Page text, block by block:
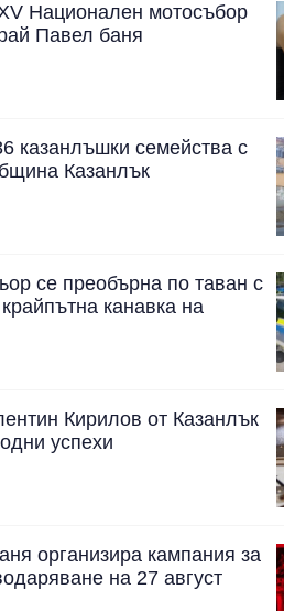
Национален мотосъбор
Павел баня
казанлъшки семейства с
Казанлък
се преобърна по таван с
канавка на
Кирилов от Казанлък
успехи
организира кампания за
на 27 август